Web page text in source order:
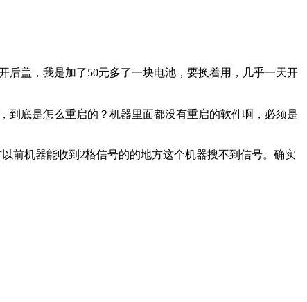
后盖，我是加了50元多了一块电池，要换着用，几乎一天开
到底是怎么重启的？机器里面都没有重启的软件啊，必须是
前机器能收到2格信号的的地方这个机器搜不到信号。确实